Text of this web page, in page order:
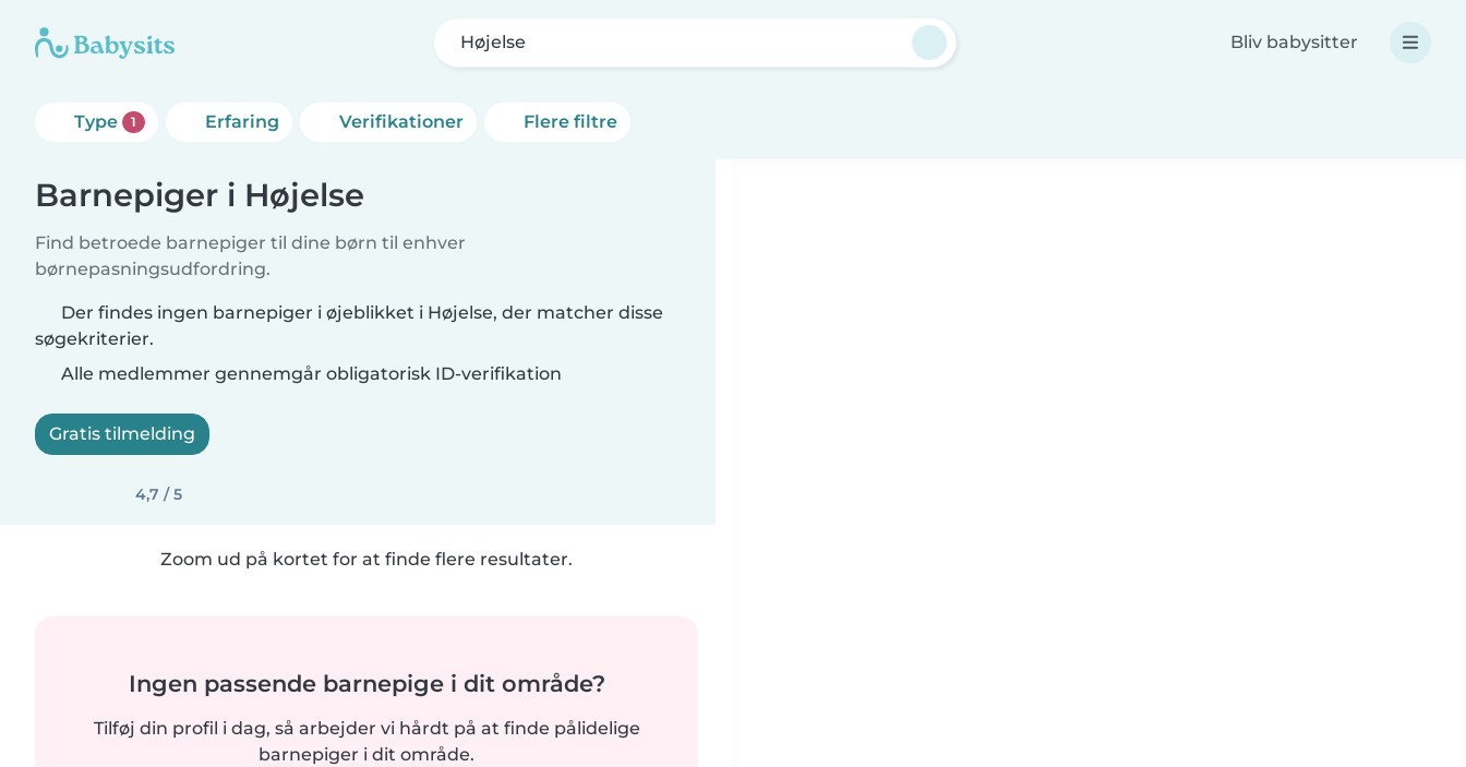
Højelse Bliv babysitter
Type 1 Erfaring Verifikationer Flere filtre
Barnepiger i Højelse
Find betroede barnepiger til dine børn til enhver
børnepasningsudfordring.
Der findes ingen barnepiger i øjeblikket i Højelse, der matcher disse
søgekriterier.
Alle medlemmer gennemgår obligatorisk ID-verifikation
Gratis tilmelding
4,7 / 5
Zoom ud på kortet for at finde flere resultater.
Ingen passende barnepige i dit område?
Tilføj din profil i dag, så arbejder vi hårdt på at finde pålidelige
barnepiger i dit område.